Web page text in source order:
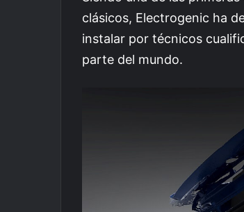
clásicos, Electrogenic ha
instalar por técnicos
parte del mundo.